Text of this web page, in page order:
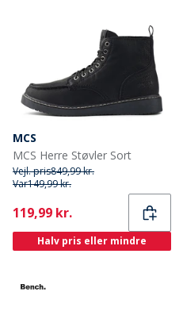
MCS
MCS Herre Støvler Sort
Vejl. pris849,99 kr.
Var149,99 kr.
Current
119,99 kr.
Halv pris eller mindre